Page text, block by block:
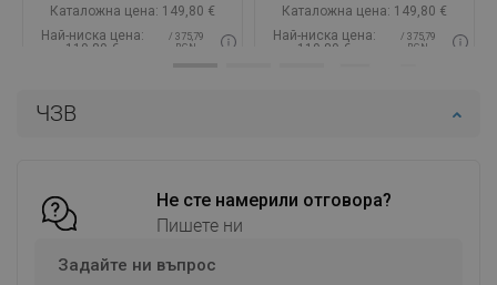
ЧЗВ
Не сте намерили отговора?
Пишете ни
Задайте ни въпрос
Каталожна цена: 149,80 €
Най-ниска цена:
119,89 €
/ 375,79
BGN
Добави в количката
Каталожна цена: 149,80 €
Най-ниска цена:
119,89 €
/ 375,79
BGN
Добави в количката